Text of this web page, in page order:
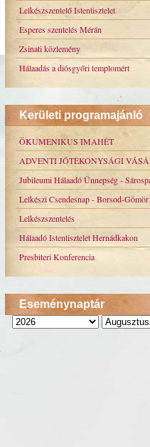
Lelkészszentelő Istentisztelet
Esperes szentelés Mérán
Zsinati közlemény
Hálaadás a diósgyőri templomért
Kerületi programajánló
ÖKUMENIKUS IMAHÉT
ADVENTI JÓTÉKONYSÁGI
Jubileumi Hálaadó Ünnepség -
Lelkészi Csendesnap - Borsod-Gömör
Lelkészszentelés
Hálaadó Istentisztelet Hernádkakon
Presbiteri Konferencia
Eseménynaptár